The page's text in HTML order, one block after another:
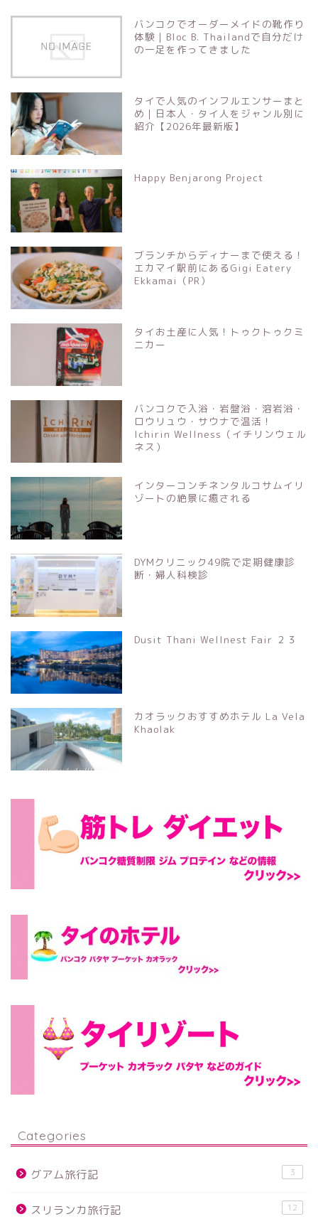
バンコクでオーダーメイドの靴作り
体験｜Bloc B. Thailandで自分だけ
の一足を作ってきました
タイで人気のインフルエンサーまと
め｜日本人・タイ人をジャンル別に
紹介【2026年最新版】
Happy Benjarong Project
ブランチからディナーまで使える！
エカマイ駅前にあるGigi Eatery
Ekkamai（PR）
タイお土産に人気！トゥクトゥクミ
ニカー
バンコクで入浴・岩盤浴・溶岩浴・
ロウリュウ・サウナで温活！
Ichirin Wellness（イチリンウェル
ネス）
インターコンチネンタルコサムイリ
ゾートの絶景に癒される
DYMクリニック49院で定期健康診
断・婦人科検診
Dusit Thani Wellnest Fair ２３
カオラックおすすめホテル La Vela
Khaolak
Categories
グアム旅行記 3
スリランカ旅行記 12